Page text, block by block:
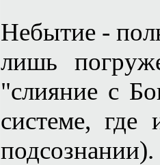
Небытие -
лишь
"слияние с
системе, где